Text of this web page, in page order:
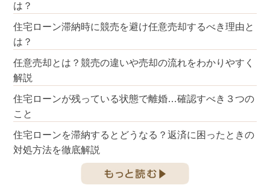
は？
住宅ローン滞納時に競売を避け任意売却するべき理由と
は？
任意売却とは？競売の違いや売却の流れをわかりやすく
解説
住宅ローンが残っている状態で離婚…確認すべき３つの
こと
住宅ローンを滞納するとどうなる？返済に困ったときの
対処方法を徹底解説